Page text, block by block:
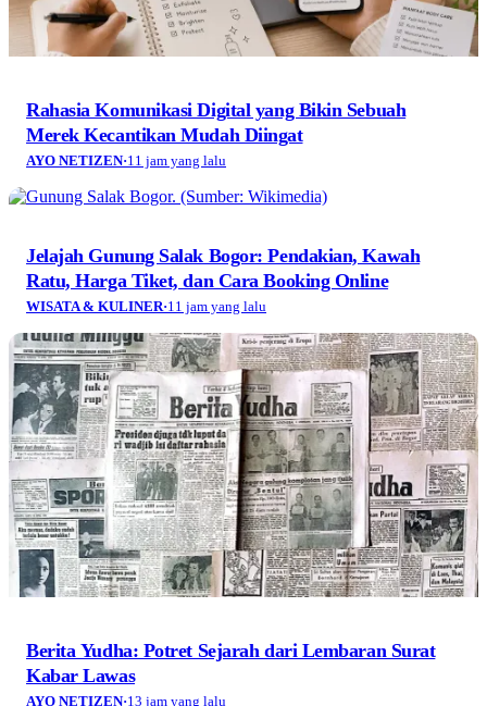
Rahasia Komunikasi Digital yang Bikin Sebuah
Merek Kecantikan Mudah Diingat
AYO NETIZEN·11 jam yang lalu
Jelajah Gunung Salak Bogor: Pendakian, Kawah
Ratu, Harga Tiket, dan Cara Booking Online
WISATA & KULINER·11 jam yang lalu
Berita Yudha: Potret Sejarah dari Lembaran Surat
Kabar Lawas
AYO NETIZEN·13 jam yang lalu